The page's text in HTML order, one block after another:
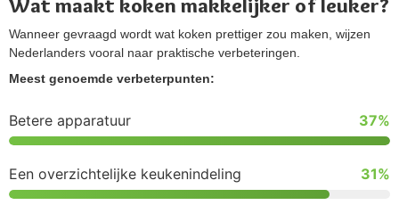
Wat maakt koken makkelijker of leuker?
Wanneer gevraagd wordt wat koken prettiger zou maken, wijzen
Nederlanders vooral naar praktische verbeteringen.
Meest genoemde verbeterpunten:
Betere apparatuur 37%
Een overzichtelijke keukenindeling 31%